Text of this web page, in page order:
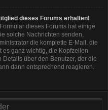
dieses Forums erhalten!
dieses Forums hat einige
solche Nachrichten senden,
die komplette E-Mail, die
es ganz wichtig, die Kopfzeilen
über den Benutzer, der die
dann entsprechend reagieren.